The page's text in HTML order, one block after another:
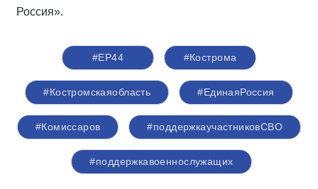
Россия».
#ЕР44 #Кострома
#Костромскаяобласть #‎ЕдинаяРоссия
#Комиссаров #поддержкаучастниковСВО
#поддержкавоеннослужащих